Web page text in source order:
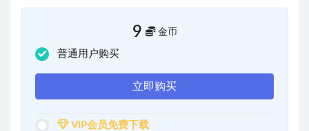
9 金币
普通用户购买
立即购买
VIP会员免费下载